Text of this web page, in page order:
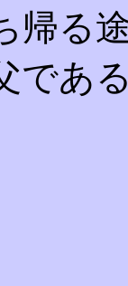
帰る
であ